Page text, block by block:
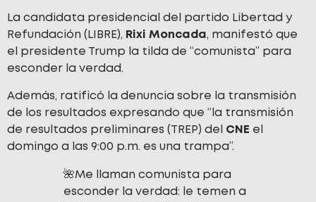
La candidata presidencial del partido Libertad y
Refundación (LIBRE), Rixi Moncada, manifestó que
el presidente Trump la tilda de “comunista” para
esconder la verdad.
Además, ratificó la denuncia sobre la transmisión
de los resultados expresando que “la transmisión
de resultados preliminares (TREP) del CNE el
domingo a las 9:00 p.m. es una trampa”.
🌺Me llaman comunista para
esconder la verdad: le temen a